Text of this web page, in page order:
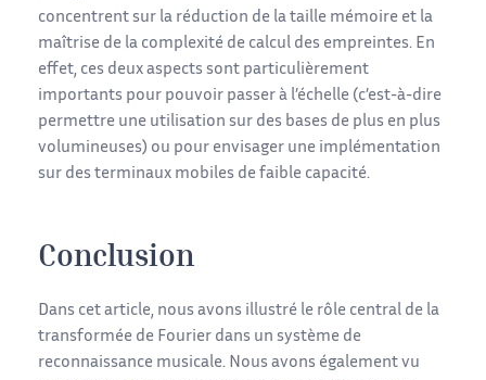
concentrent sur la réduction de la taille mémoire et la
maîtrise de la complexité de calcul des empreintes. En
effet, ces deux aspects sont particulièrement
importants pour pouvoir passer à l’échelle (c’est-à-dire
permettre une utilisation sur des bases de plus en plus
volumineuses) ou pour envisager une implémentation
sur des terminaux mobiles de faible capacité.
Conclusion
Dans cet article, nous avons illustré le rôle central de la
transformée de Fourier dans un système de
reconnaissance musicale. Nous avons également vu